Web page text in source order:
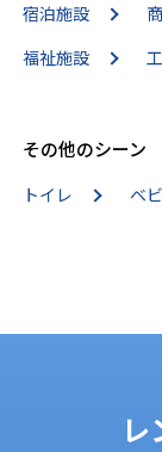
宿泊施設
福祉施設
その他のシーン
トイレ ベ
レ